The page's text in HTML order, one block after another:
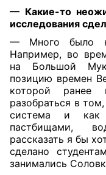
— Какие-то
исследования
— Много было
Например, во
на Большой
позицию времен
которой ранее
разобраться в
система и как
пастбищами,
рассказать я бы
сделано
занимались